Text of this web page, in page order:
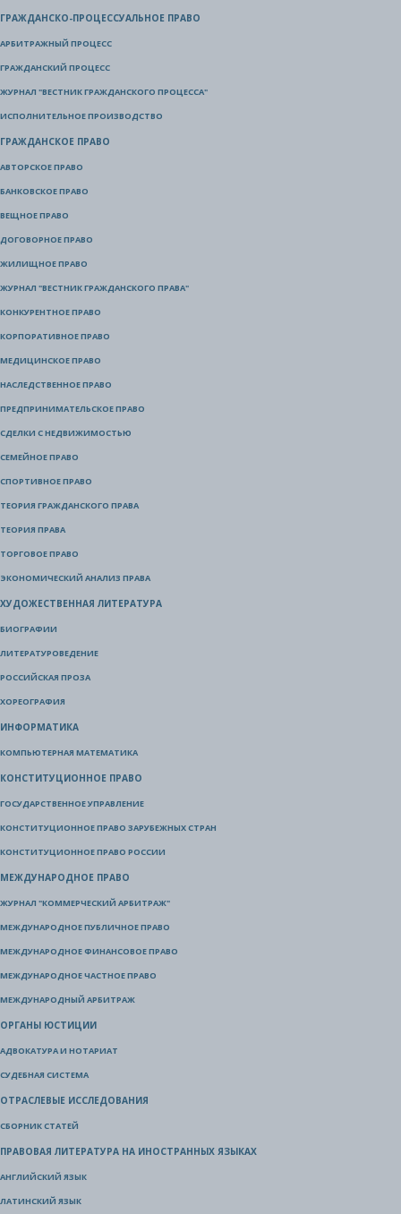
ГРАЖДАНСКО-ПРОЦЕССУАЛЬНОЕ ПРАВО
АРБИТРАЖНЫЙ ПРОЦЕСС
ГРАЖДАНСКИЙ ПРОЦЕСС
ЖУРНАЛ "ВЕСТНИК ГРАЖДАНСКОГО ПРОЦЕССА"
ИСПОЛНИТЕЛЬНОЕ ПРОИЗВОДСТВО
ГРАЖДАНСКОЕ ПРАВО
АВТОРСКОЕ ПРАВО
БАНКОВСКОЕ ПРАВО
ВЕЩНОЕ ПРАВО
ДОГОВОРНОЕ ПРАВО
ЖИЛИЩНОЕ ПРАВО
ЖУРНАЛ "ВЕСТНИК ГРАЖДАНСКОГО ПРАВА"
КОНКУРЕНТНОЕ ПРАВО
КОРПОРАТИВНОЕ ПРАВО
МЕДИЦИНСКОЕ ПРАВО
НАСЛЕДСТВЕННОЕ ПРАВО
ПРЕДПРИНИМАТЕЛЬСКОЕ ПРАВО
СДЕЛКИ С НЕДВИЖИМОСТЬЮ
СЕМЕЙНОЕ ПРАВО
СПОРТИВНОЕ ПРАВО
ТЕОРИЯ ГРАЖДАНСКОГО ПРАВА
ТЕОРИЯ ПРАВА
ТОРГОВОЕ ПРАВО
ЭКОНОМИЧЕСКИЙ АНАЛИЗ ПРАВА
ХУДОЖЕСТВЕННАЯ ЛИТЕРАТУРА
БИОГРАФИИ
ЛИТЕРАТУРОВЕДЕНИЕ
РОССИЙСКАЯ ПРОЗА
ХОРЕОГРАФИЯ
ИНФОРМАТИКА
КОМПЬЮТЕРНАЯ МАТЕМАТИКА
КОНСТИТУЦИОННОЕ ПРАВО
ГОСУДАРСТВЕННОЕ УПРАВЛЕНИЕ
КОНСТИТУЦИОННОЕ ПРАВО ЗАРУБЕЖНЫХ СТРАН
КОНСТИТУЦИОННОЕ ПРАВО РОССИИ
МЕЖДУНАРОДНОЕ ПРАВО
ЖУРНАЛ "КОММЕРЧЕСКИЙ АРБИТРАЖ"
МЕЖДУНАРОДНОЕ ПУБЛИЧНОЕ ПРАВО
МЕЖДУНАРОДНОЕ ФИНАНСОВОЕ ПРАВО
МЕЖДУНАРОДНОЕ ЧАСТНОЕ ПРАВО
МЕЖДУНАРОДНЫЙ АРБИТРАЖ
ОРГАНЫ ЮСТИЦИИ
АДВОКАТУРА И НОТАРИАТ
СУДЕБНАЯ СИСТЕМА
ОТРАСЛЕВЫЕ ИССЛЕДОВАНИЯ
СБОРНИК СТАТЕЙ
ПРАВОВАЯ ЛИТЕРАТУРА НА ИНОСТРАННЫХ ЯЗЫКАХ
АНГЛИЙСКИЙ ЯЗЫК
ЛАТИНСКИЙ ЯЗЫК